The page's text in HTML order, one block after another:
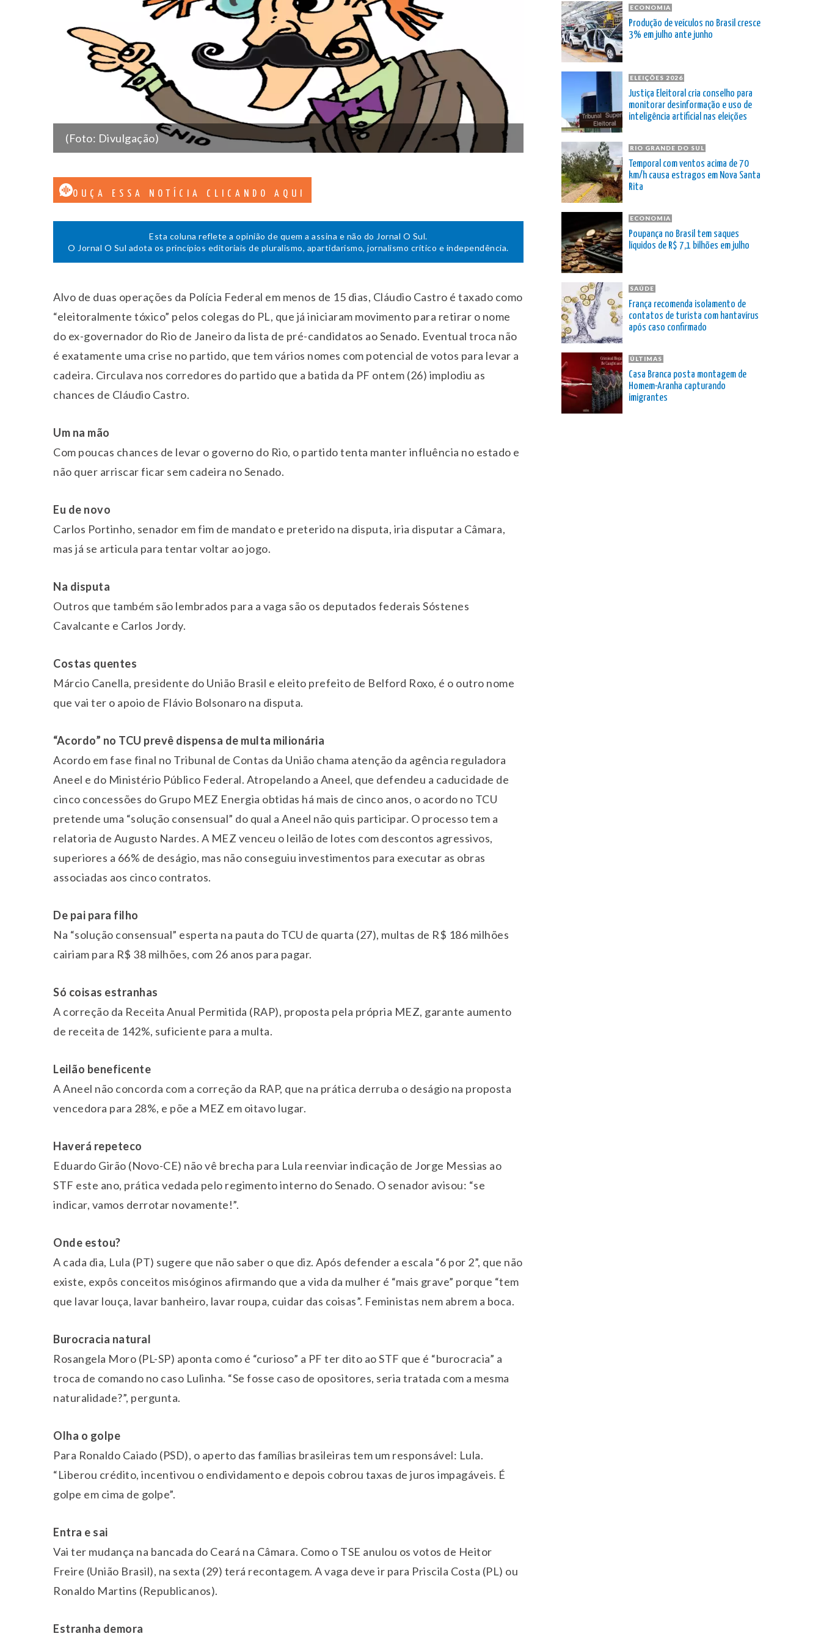
(Foto: Divulgação)
OUÇA ESSA NOTÍCIA CLICANDO AQUI
Esta coluna reflete a opinião de quem a assina e não do Jornal O Sul.
O Jornal O Sul adota os princípios editoriais de pluralismo, apartidarismo, jornalismo crítico e independência.
Alvo de duas operações da Polícia Federal em menos de 15 dias, Cláudio Castro é taxado como
“eleitoralmente tóxico” pelos colegas do PL, que já iniciaram movimento para retirar o nome
do ex-governador do Rio de Janeiro da lista de pré-candidatos ao Senado. Eventual troca não
é exatamente uma crise no partido, que tem vários nomes com potencial de votos para levar a
cadeira. Circulava nos corredores do partido que a batida da PF ontem (26) implodiu as
chances de Cláudio Castro.
Um na mão
Com poucas chances de levar o governo do Rio, o partido tenta manter influência no estado e
não quer arriscar ficar sem cadeira no Senado.
Eu de novo
Carlos Portinho, senador em fim de mandato e preterido na disputa, iria disputar a Câmara,
mas já se articula para tentar voltar ao jogo.
Na disputa
Outros que também são lembrados para a vaga são os deputados federais Sóstenes
Cavalcante e Carlos Jordy.
Costas quentes
Márcio Canella, presidente do União Brasil e eleito prefeito de Belford Roxo, é o outro nome
que vai ter o apoio de Flávio Bolsonaro na disputa.
“Acordo” no TCU prevê dispensa de multa milionária
Acordo em fase final no Tribunal de Contas da União chama atenção da agência reguladora
Aneel e do Ministério Público Federal. Atropelando a Aneel, que defendeu a caducidade de
cinco concessões do Grupo MEZ Energia obtidas há mais de cinco anos, o acordo no TCU
pretende uma “solução consensual” do qual a Aneel não quis participar. O processo tem a
relatoria de Augusto Nardes. A MEZ venceu o leilão de lotes com descontos agressivos,
superiores a 66% de deságio, mas não conseguiu investimentos para executar as obras
associadas aos cinco contratos.
De pai para filho
Na “solução consensual” esperta na pauta do TCU de quarta (27), multas de R$ 186 milhões
cairiam para R$ 38 milhões, com 26 anos para pagar.
Só coisas estranhas
A correção da Receita Anual Permitida (RAP), proposta pela própria MEZ, garante aumento
de receita de 142%, suficiente para a multa.
Leilão beneficente
A Aneel não concorda com a correção da RAP, que na prática derruba o deságio na proposta
vencedora para 28%, e põe a MEZ em oitavo lugar.
Haverá repeteco
Eduardo Girão (Novo-CE) não vê brecha para Lula reenviar indicação de Jorge Messias ao
STF este ano, prática vedada pelo regimento interno do Senado. O senador avisou: “se
indicar, vamos derrotar novamente!”.
Onde estou?
A cada dia, Lula (PT) sugere que não saber o que diz. Após defender a escala “6 por 2”, que não
existe, expôs conceitos misóginos afirmando que a vida da mulher é “mais grave” porque “tem
que lavar louça, lavar banheiro, lavar roupa, cuidar das coisas”. Feministas nem abrem a boca.
Burocracia natural
Rosangela Moro (PL-SP) aponta como é “curioso” a PF ter dito ao STF que é “burocracia” a
troca de comando no caso Lulinha. “Se fosse caso de opositores, seria tratada com a mesma
naturalidade?”, pergunta.
Olha o golpe
Para Ronaldo Caiado (PSD), o aperto das famílias brasileiras tem um responsável: Lula.
“Liberou crédito, incentivou o endividamento e depois cobrou taxas de juros impagáveis. É
golpe em cima de golpe”.
Entra e sai
Vai ter mudança na bancada do Ceará na Câmara. Como o TSE anulou os votos de Heitor
Freire (União Brasil), na sexta (29) terá recontagem. A vaga deve ir para Priscila Costa (PL) ou
Ronaldo Martins (Republicanos).
Estranha demora
ECONOMIA
Produção de veículos no Brasil cresce
3% em julho ante junho
ELEIÇÕES 2026
Justiça Eleitoral cria conselho para
monitorar desinformação e uso de
inteligência artificial nas eleições
RIO GRANDE DO SUL
Temporal com ventos acima de 70
km/h causa estragos em Nova Santa
Rita
ECONOMIA
Poupança no Brasil tem saques
líquidos de R$ 7,1 bilhões em julho
SAÚDE
França recomenda isolamento de
contatos de turista com hantavírus
após caso confirmado
ÚLTIMAS
Casa Branca posta montagem de
Homem-Aranha capturando
imigrantes